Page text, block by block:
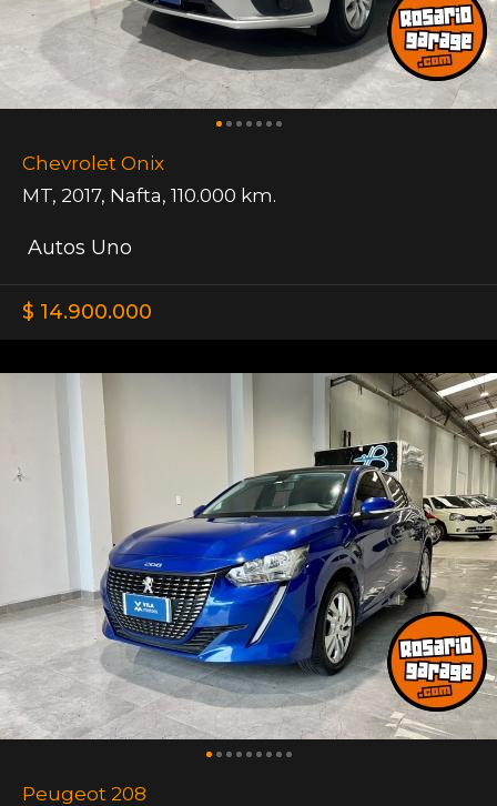
Chevrolet Onix
MT, 2017, Nafta, 110.000 km.
Autos Uno
$ 14.900.000
Peugeot 208